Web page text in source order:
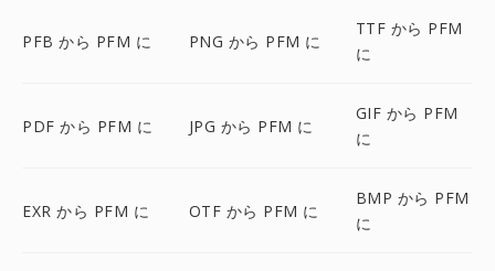
PFB から PFM に PNG から PFM に
TTF から PFM
に
PDF から PFM に JPG から PFM に
GIF から PFM
に
EXR から PFM に OTF から PFM に
BMP から PFM
に